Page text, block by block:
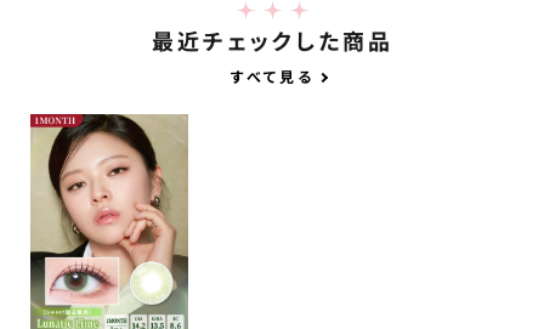
最近チェックした商品
すべて見る